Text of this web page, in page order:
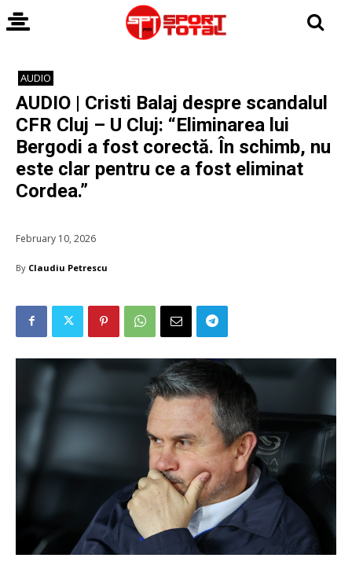
AUDIO
AUDIO | Cristi Balaj despre scandalul
CFR Cluj – U Cluj: “Eliminarea lui
Bergodi a fost corectă. În schimb, nu
este clar pentru ce a fost eliminat
Cordea.”
February 10, 2026
By Claudiu Petrescu